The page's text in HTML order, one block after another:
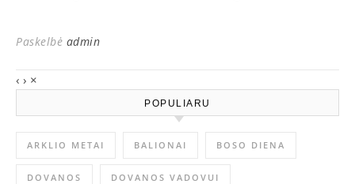
Paskelbė admin
‹ › ×
POPULIARU
ARKLIO METAI BALIONAI BOSO DIENA
DOVANOS DOVANOS VADOVUI